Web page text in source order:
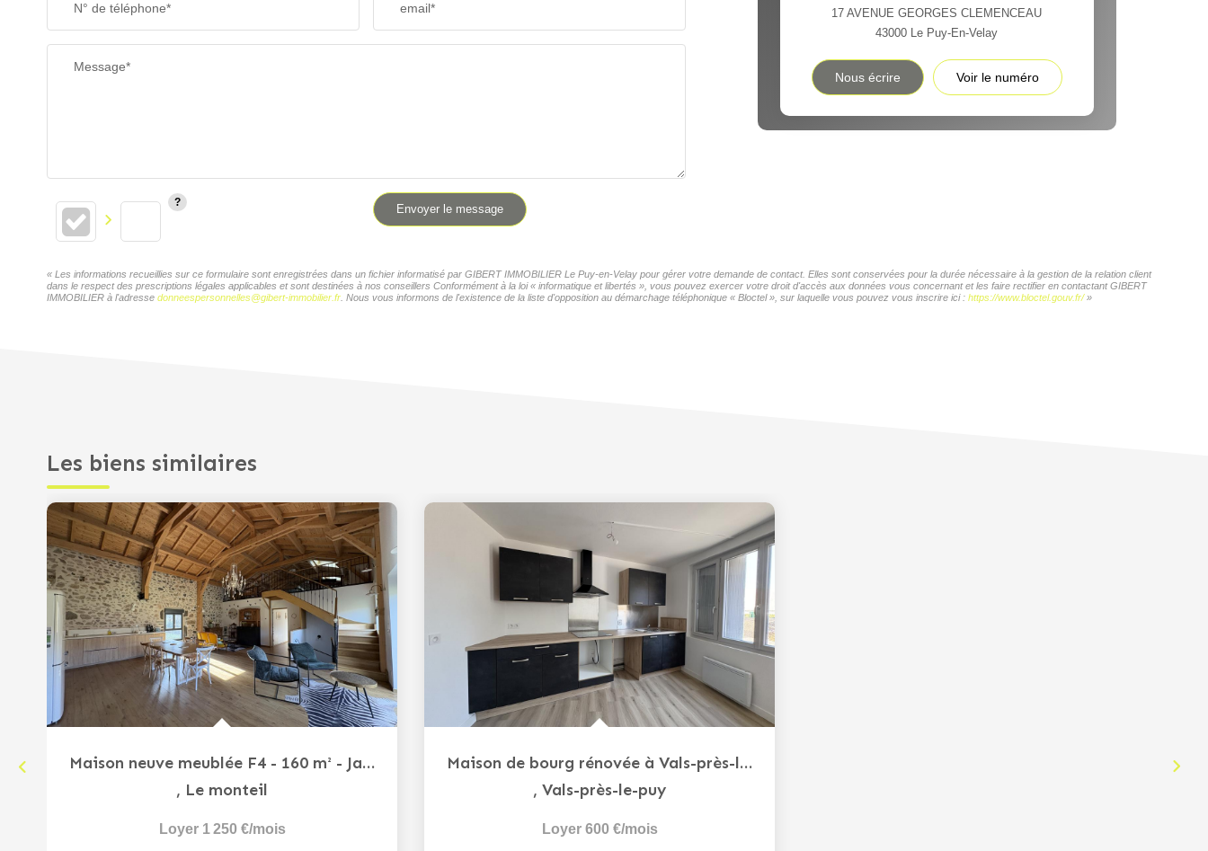
N° de téléphone* email*
Message*
Envoyer le message
17 AVENUE GEORGES CLEMENCEAU
43000 Le Puy-En-Velay
Nous écrire Voir le numéro
« Les informations recueillies sur ce formulaire sont enregistrées dans un fichier informatisé par GIBERT IMMOBILIER Le Puy-en-Velay pour gérer votre demande de contact. Elles sont conservées pour la durée nécessaire à la gestion de la relation client
dans le respect des prescriptions légales applicables et sont destinées à nos conseillers Conformément à la loi « informatique et libertés », vous pouvez exercer votre droit d'accès aux données vous concernant et les faire rectifier en contactant GIBERT
IMMOBILIER à l'adresse donneespersonnelles@gibert-immobilier.fr . Nous vous informons de l'existence de la liste d'opposition au démarchage téléphonique « Bloctel », sur laquelle vous pouvez vous inscrire ici : https://www.bloctel.gouv.fr/»
Les biens similaires
Maison neuve meublée F4 - 160 m² - Jardin et garage , Le...
, Le monteil
Loyer 1 250 €/mois
Maison de bourg rénovée à Vals-près-le-Puy – 39m²
, Vals-près-le-puy
Loyer 600 €/mois